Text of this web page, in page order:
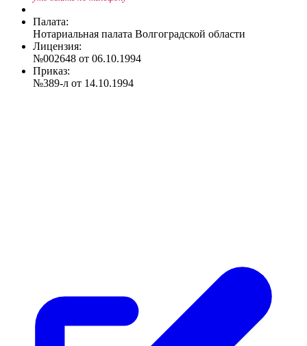
Палата:
Нотариальная палата Волгоградской области
Лицензия:
№002648 от 06.10.1994
Приказ:
№389-л от 14.10.1994